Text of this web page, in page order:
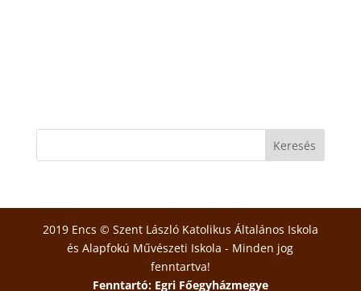
2019 Encs © Szent László Katolikus Általános Iskola
és Alapfokú Művészeti Iskola - Minden jog
fenntartva!
Fenntartó: Egri Főegyházmegye